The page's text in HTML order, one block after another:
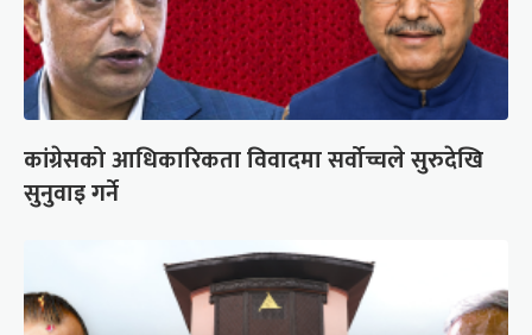
कांग्रेसको आधिकारिकता विवादमा सर्वोच्चले सुरुदेखि
सुनुवाइ गर्ने